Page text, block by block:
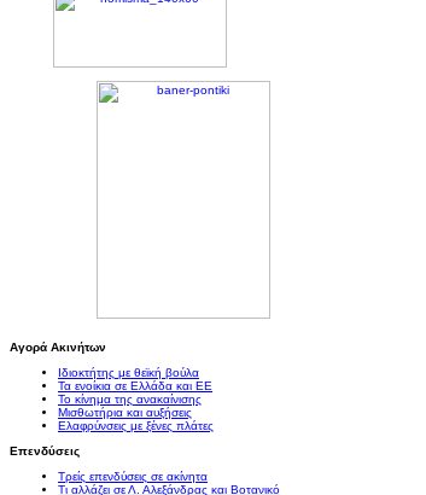
Αγορά Ακινήτων
Ιδιοκτήτης με θεϊκή βούλα
Τα ενοίκια σε Ελλάδα και ΕΕ
Το κίνημα της ανακαίνισης
Μισθωτήρια και αυξήσεις
Ελαφρύνσεις με ξένες πλάτες
Επενδύσεις
Τρείς επενδύσεις σε ακίνητα
Τι αλλάζει σε Λ. Αλεξάνδρας και Βοτανικό